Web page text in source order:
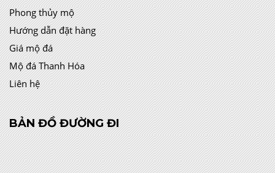
Phong thủy mộ
Hướng dẫn đặt hàng
Giá mộ đá
Mộ đá Thanh Hóa
Liên hệ
BẢN ĐỒ ĐƯỜNG ĐI